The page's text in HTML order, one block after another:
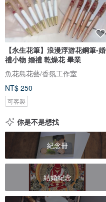
【永生花筆】浪漫浮游花鋼筆-婚
禮小物 婚禮 乾燥花 畢業
魚花島花藝/香氛工作室
NT$ 250
可客製
你是不是想找
紀念冊
結婚紀念